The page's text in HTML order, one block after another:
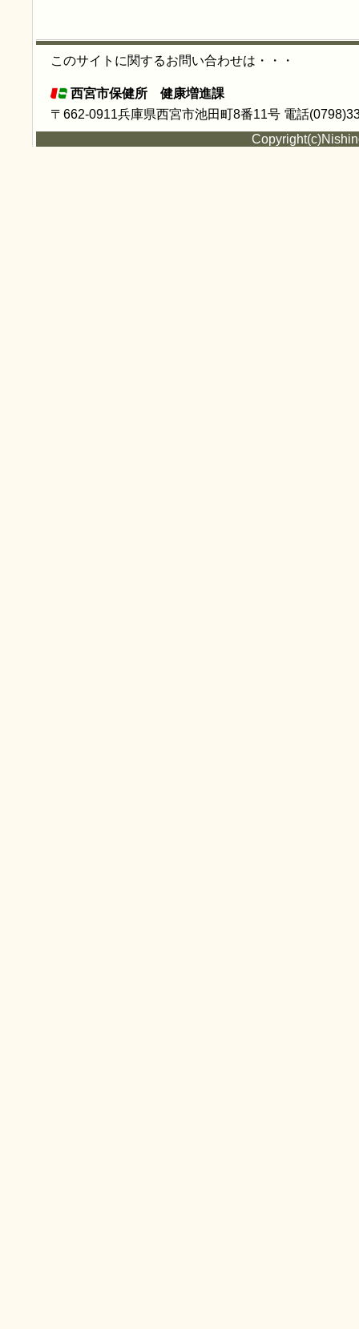
このサイトに関するお問い合わせは・・・
西宮市保健所 健康増進課
〒662-0911兵庫県西宮市池田町8番11号 電話